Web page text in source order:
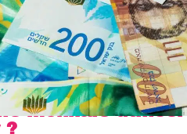
monnaie
?